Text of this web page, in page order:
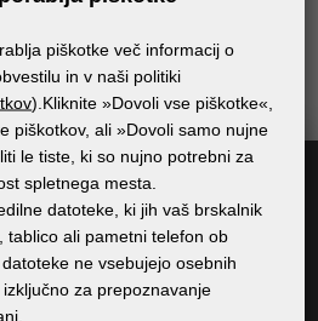
informacije.
Naročite se
splošne pogoje GDPR
piškotke več informacij o
in v naši politiki
).Kliknite »Dovoli vse piškotke«,
piškotkov, ali »Dovoli samo nujne
le tiste, ki so nujno potrebni za
spletnega mesta.
datoteke, ki jih vaš brskalnik
tablico ali pametni telefon ob
ne vsebujejo osebnih
za prepoznavanje